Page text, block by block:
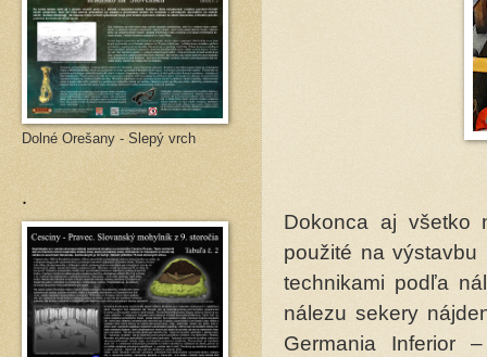
Dokonca aj všetko
použité na
technikami podľa
nálezu sekery
Germania Inferior
Dolné Orešany - Slepý vrch
.